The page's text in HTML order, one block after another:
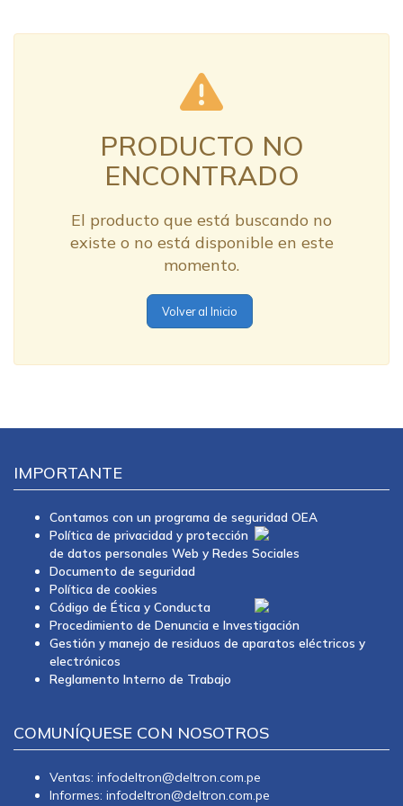
PRODUCTO NO
ENCONTRADO
El producto que está buscando no
existe o no está disponible en este
momento.
Volver al Inicio
IMPORTANTE
Contamos con un programa de seguridad OEA
Política de privacidad y protección
de datos personales Web y Redes Sociales
Documento de seguridad
Política de cookies
Código de Ética y Conducta
Procedimiento de Denuncia e Investigación
Gestión y manejo de residuos de aparatos eléctricos y
electrónicos
Reglamento Interno de Trabajo
COMUNÍQUESE CON NOSOTROS
Ventas: infodeltron@deltron.com.pe
Informes: infodeltron@deltron.com.pe